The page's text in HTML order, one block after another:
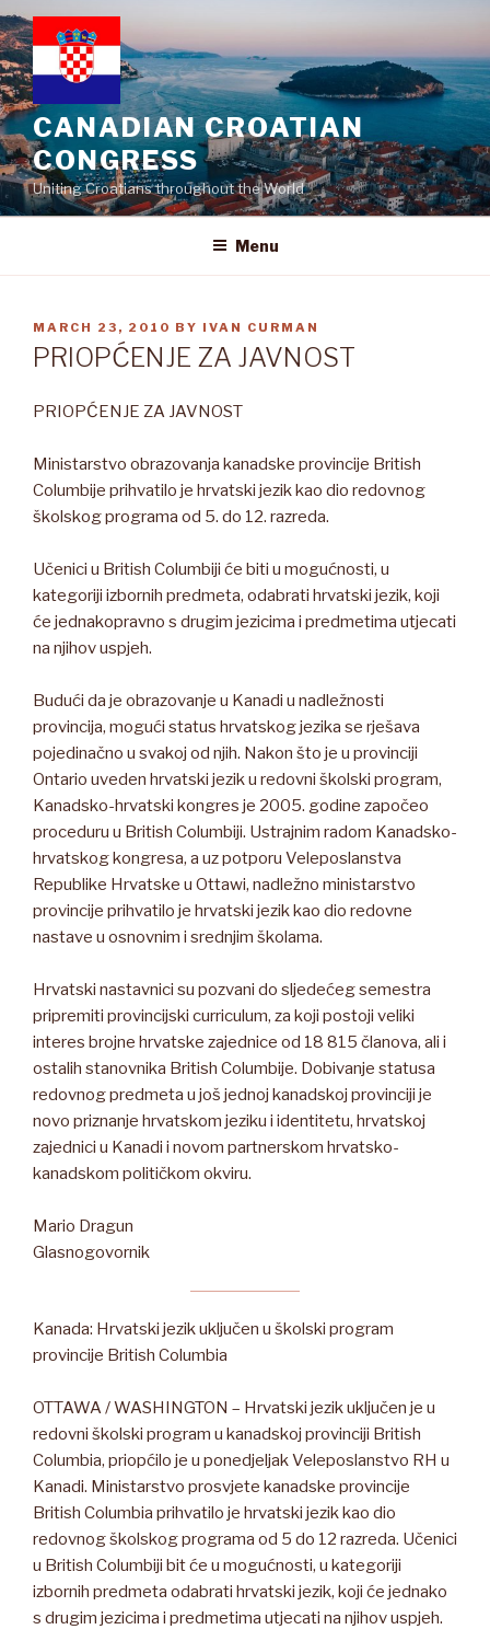
Skip
to
content
CANADIAN CROATIAN
CONGRESS
Uniting Croatians throughout the World
Menu
POSTED
ON
MARCH 23, 2010 BY IVAN CURMAN
PRIOPĆENJE ZA JAVNOST
PRIOPĆENJE ZA JAVNOST
Ministarstvo obrazovanja kanadske provincije British
Columbije prihvatilo je hrvatski jezik kao dio redovnog
školskog programa od 5. do 12. razreda.
Učenici u British Columbiji će biti u mogućnosti, u
kategoriji izbornih predmeta, odabrati hrvatski jezik, koji
će jednakopravno s drugim jezicima i predmetima utjecati
na njihov uspjeh.
Budući da je obrazovanje u Kanadi u nadležnosti
provincija, mogući status hrvatskog jezika se rješava
pojedinačno u svakoj od njih. Nakon što je u provinciji
Ontario uveden hrvatski jezik u redovni školski program,
Kanadsko-hrvatski kongres je 2005. godine započeo
proceduru u British Columbiji. Ustrajnim radom Kanadsko-
hrvatskog kongresa, a uz potporu Veleposlanstva
Republike Hrvatske u Ottawi, nadležno ministarstvo
provincije prihvatilo je hrvatski jezik kao dio redovne
nastave u osnovnim i srednjim školama.
Hrvatski nastavnici su pozvani do sljedećeg semestra
pripremiti provincijski curriculum, za koji postoji veliki
interes brojne hrvatske zajednice od 18 815 članova, ali i
ostalih stanovnika British Columbije. Dobivanje statusa
redovnog predmeta u još jednoj kanadskoj provinciji je
novo priznanje hrvatskom jeziku i identitetu, hrvatskoj
zajednici u Kanadi i novom partnerskom hrvatsko-
kanadskom političkom okviru.
Mario Dragun
Glasnogovornik
Kanada: Hrvatski jezik uključen u školski program
provincije British Columbia
OTTAWA / WASHINGTON – Hrvatski jezik uključen je u
redovni školski program u kanadskoj provinciji British
Columbia, priopćilo je u ponedjeljak Veleposlanstvo RH u
Kanadi. Ministarstvo prosvjete kanadske provincije
British Columbia prihvatilo je hrvatski jezik kao dio
redovnog školskog programa od 5 do 12 razreda. Učenici
u British Columbiji bit će u mogućnosti, u kategoriji
izbornih predmeta odabrati hrvatski jezik, koji će jednako
s drugim jezicima i predmetima utjecati na njihov uspjeh.